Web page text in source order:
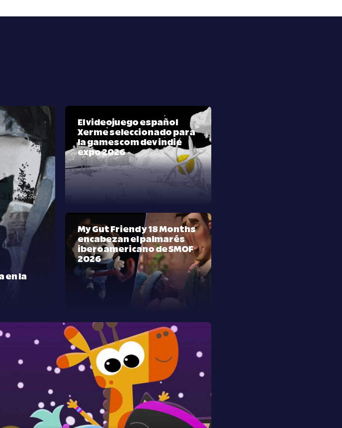
en la
El videojuego español
Xerme seleccionado para
la gamescom dev indie
expo 2026
My Gut Friend y 18 Months
encabezan el palmarés
iberoamericano de SMOF
2026